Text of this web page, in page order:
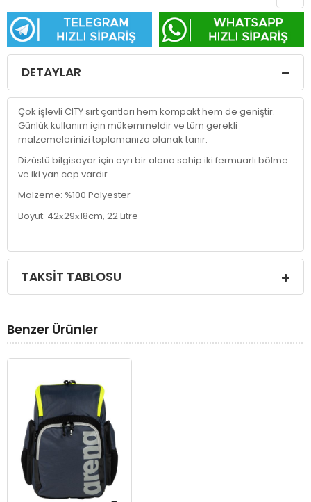
DETAYLAR
Çok işlevli CITY sırt çantları hem kompakt hem de geniştir.
Günlük kullanım için mükemmeldir ve tüm gerekli
malzemelerinizi toplamanıza olanak tanır.
Dizüstü bilgisayar için ayrı bir alana sahip iki fermuarlı bölme
ve iki yan cep vardır.
Malzeme: %100 Polyester
Boyut: 42х29х18cm, 22 Litre
TAKSIT TABLOSU
Benzer Ürünler